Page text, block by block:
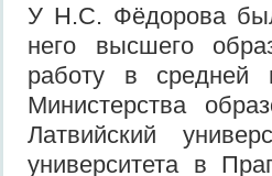
У Н.С. Фёдорова
него высшего
работу в средней
Министерства
Латвийский
университета в